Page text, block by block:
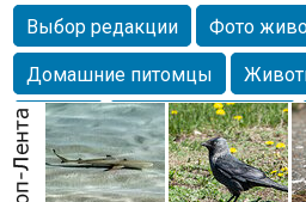
Выбор редакции Фото
Домашние питомцы
Собаки
Alexanderandronik
Морда
Собачка Осень